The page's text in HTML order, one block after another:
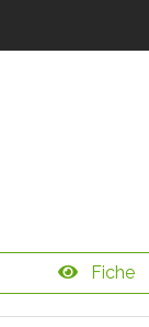
Fiche